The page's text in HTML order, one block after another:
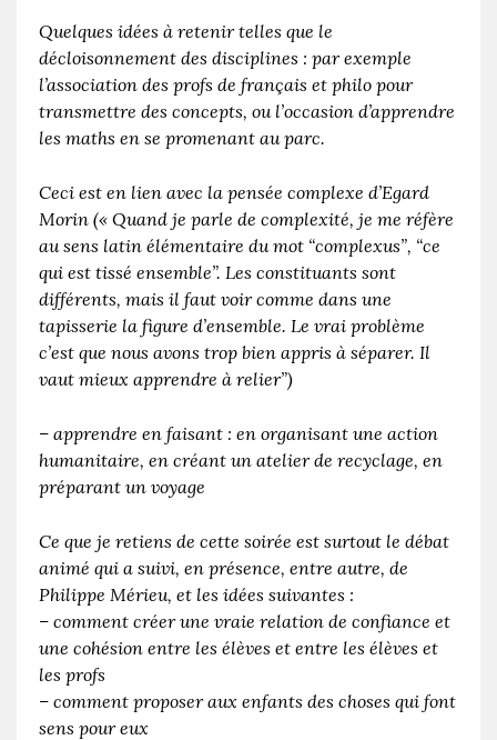
Quelques idées à retenir telles que le
décloisonnement des disciplines : par exemple
l’association des profs de français et philo pour
transmettre des concepts, ou l’occasion d’apprendre
les maths en se promenant au parc.
Ceci est en lien avec la pensée complexe d’Egard
Morin (« Quand je parle de complexité, je me réfère
au sens latin élémentaire du mot “complexus”, “ce
qui est tissé ensemble”. Les constituants sont
différents, mais il faut voir comme dans une
tapisserie la figure d’ensemble. Le vrai problème
c’est que nous avons trop bien appris à séparer. Il
vaut mieux apprendre à relier”)
– apprendre en faisant : en organisant une action
humanitaire, en créant un atelier de recyclage, en
préparant un voyage
Ce que je retiens de cette soirée est surtout le débat
animé qui a suivi, en présence, entre autre, de
Philippe Mérieu, et les idées suivantes :
– comment créer une vraie relation de confiance et
une cohésion entre les élèves et entre les élèves et
les profs
– comment proposer aux enfants des choses qui font
sens pour eux